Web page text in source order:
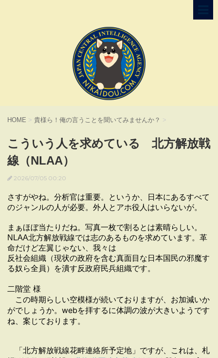
HOME > 貴様ら！俺の言うことを聞いてみませんか？ >
こういう人を求めている 北方解放戦
線（NLAA）
2026/07/05 00:20
さすがやね。分析官は重要。というか、日本にあるすべて
のジャンルの人が必要。外人とアホ役人はいらないが。
まぁほぼ当たりだね。写真一枚で割るとは素晴らしい。
NLAA北方解放戦線では志のあるものを求めています。革
命だけど左翼じゃない、我々は
反社会組織（現状の政府を含む真面目な日本国民の邪魔す
る奴ら全員）を潰す反政府民兵組織です。
二階堂 様
この時期らしい空模様が続いておりますが、お加減いか
がでしょう か。webを拝するに体調の波が大きいようです
ね、 案じております。
「北方解放戦線花畔連絡所予定地」ですが、これは、札